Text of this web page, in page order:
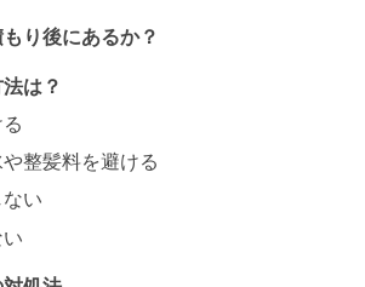
り後にあるか？
は？
整髪料を避ける
い